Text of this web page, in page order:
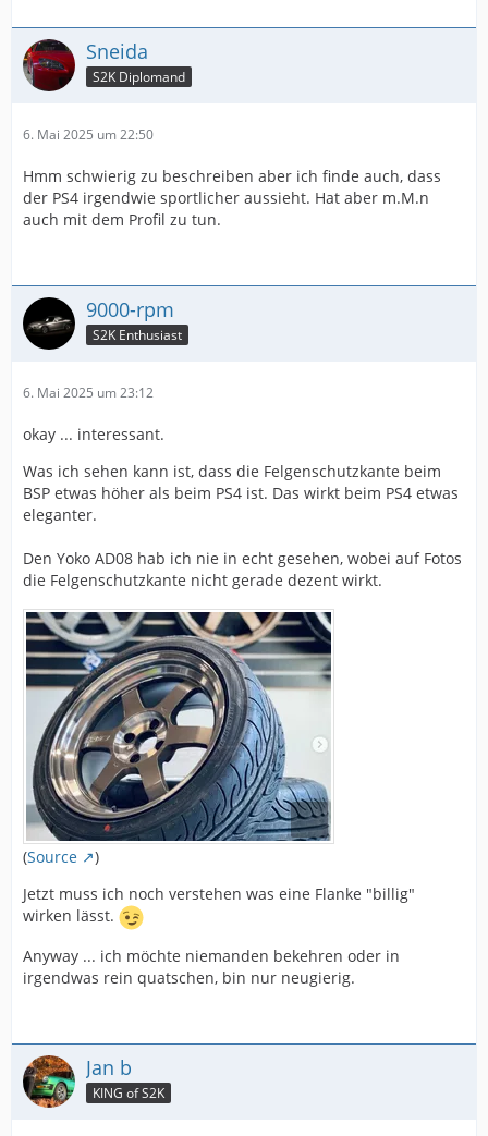
Sneida
S2K Diplomand
6. Mai 2025 um 22:50
Hmm schwierig zu beschreiben aber ich finde auch, dass
der PS4 irgendwie sportlicher aussieht. Hat aber m.M.n
auch mit dem Profil zu tun.
9000-rpm
S2K Enthusiast
6. Mai 2025 um 23:12
okay ... interessant.
Was ich sehen kann ist, dass die Felgenschutzkante beim
BSP etwas höher als beim PS4 ist. Das wirkt beim PS4 etwas
eleganter.
Den Yoko AD08 hab ich nie in echt gesehen, wobei auf Fotos
die Felgenschutzkante nicht gerade dezent wirkt.
(Source
)
Jetzt muss ich noch verstehen was eine Flanke "billig"
wirken lässt.
Anyway ... ich möchte niemanden bekehren oder in
irgendwas rein quatschen, bin nur neugierig.
Jan b
KING of S2K